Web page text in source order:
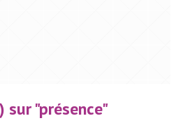
"présence"